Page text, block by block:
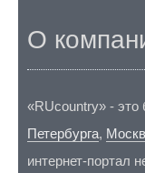
О
«RUcountry» -
Петербурга,
интернет-портал